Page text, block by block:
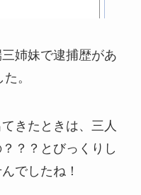
姉妹で逮捕歴があ
。
きたときは、三人
？？とびっくりし
でしたね！